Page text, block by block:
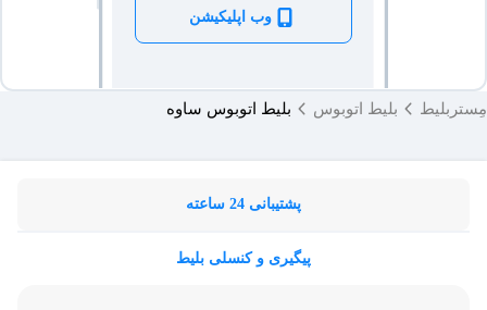
وب اپلیکیشن
مِستربلیط بلیط اتوبوس بلیط اتوبوس ساوه
پشتیبانی 24 ساعته
پیگیری و کنسلی بلیط